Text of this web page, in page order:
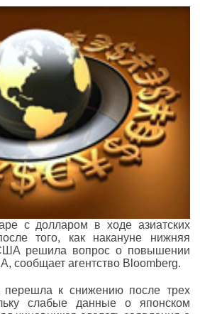
с долларом в ходе азиатских
того, как накануне нижняя
решила вопрос о повышении
сообщает агентство Bloomberg.
к снижению после трех
слабые данные о японском